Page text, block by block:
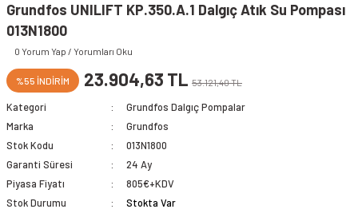
Grundfos UNILIFT KP.350.A.1 Dalgıç Atık Su Pompası
013N1800
0 Yorum Yap / Yorumları Oku
%55 İNDİRİM 23.904,63 TL 53.121,40 TL
Kategori
Grundfos Dalgıç Pompalar
Marka
Grundfos
Stok Kodu
013N1800
Garanti Süresi
24 Ay
Piyasa Fiyatı
805€+KDV
Stok Durumu
Stokta Var